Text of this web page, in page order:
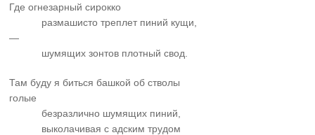
Где огнезарный сирокко
размашисто треплет пиний кущи,
—
шумящих зонтов плотный свод.
Там буду я биться башкой об стволы
голые
……….безразлично шумящих пиний,
выколачивая с адским трудом